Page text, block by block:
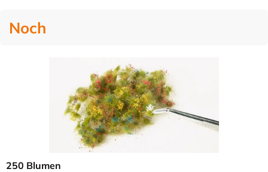
Noch
250 Blumen